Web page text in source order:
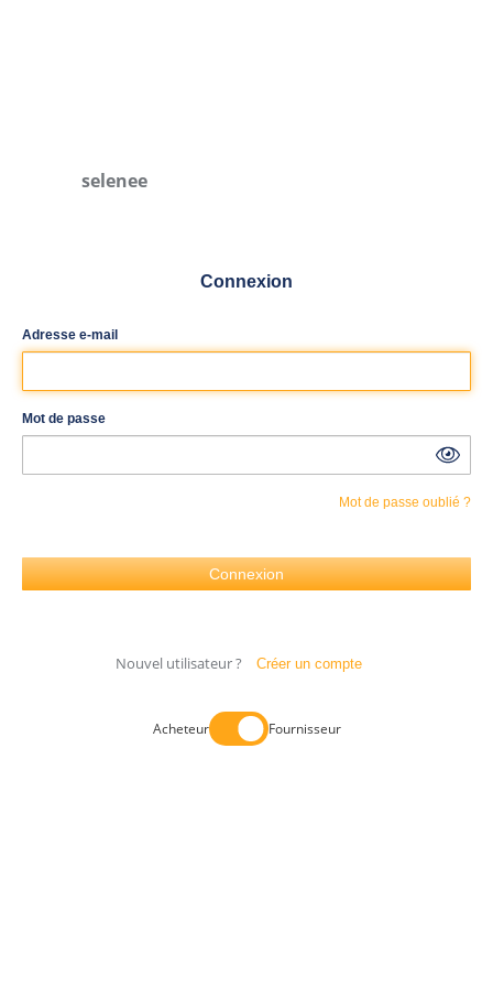
selenee
Connexion
Adresse e-mail
Mot de passe
Mot de passe oublié ?
Nouvel utilisateur ? Créer un compte
Acheteur Fournisseur